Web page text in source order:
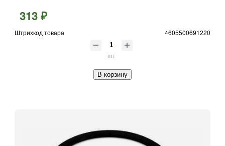
313 ₽
Штрихкод товара 4605500691220
шт
В корзину